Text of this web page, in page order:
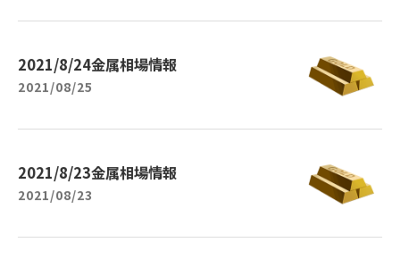
2021/8/24金属相場情報
2021/08/25
2021/8/23金属相場情報
2021/08/23